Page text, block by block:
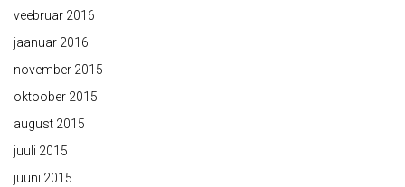
veebruar 2016
jaanuar 2016
november 2015
oktoober 2015
august 2015
juuli 2015
juuni 2015